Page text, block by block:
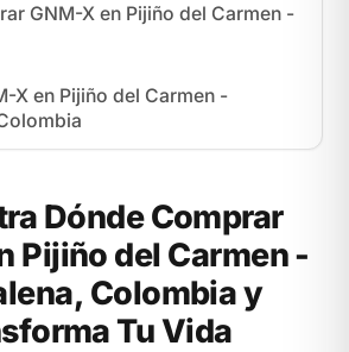
GNM-X en Pijiño del Carmen -
X en Pijiño del Carmen -
Dónde Comprar
Pijiño del Carmen -
Colombia y
Tu Vida